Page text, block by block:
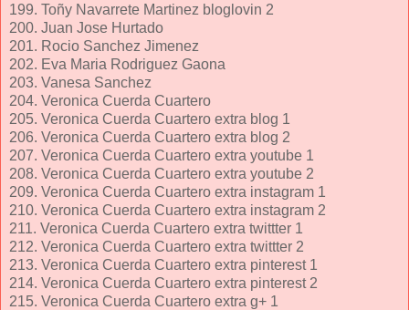
199. Toñy Navarrete Martinez bloglovin 2
200. Juan Jose Hurtado
201. Rocio Sanchez Jimenez
202. Eva Maria Rodriguez Gaona
203. Vanesa Sanchez
204. Veronica Cuerda Cuartero
205. Veronica Cuerda Cuartero extra blog 1
206. Veronica Cuerda Cuartero extra blog 2
207. Veronica Cuerda Cuartero extra youtube 1
208. Veronica Cuerda Cuartero extra youtube 2
209. Veronica Cuerda Cuartero extra instagram 1
210. Veronica Cuerda Cuartero extra instagram 2
211. Veronica Cuerda Cuartero extra twittter 1
212. Veronica Cuerda Cuartero extra twittter 2
213. Veronica Cuerda Cuartero extra pinterest 1
214. Veronica Cuerda Cuartero extra pinterest 2
215. Veronica Cuerda Cuartero extra g+ 1